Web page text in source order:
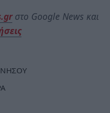
στο Google News και